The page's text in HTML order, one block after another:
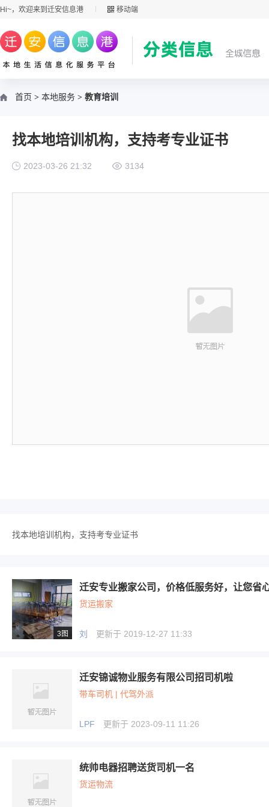
Hi~，欢迎来到迁安信息港 移动端
首页 > 本地服务 > 教育培训
找本地培训机构，支持考专业证书
2023-03-26 21:32 3134
找本地培训机构，支持考专业证书
3图
迁安专业搬家公司，价格低服务好，让您省
货运搬家
刘 更新于 2019-12-27 11:33
迁安锦诚物业服务有限公司招司机啦
带车司机 | 代驾外派
LPF 更新于 2023-09-11 11:26
统帅电器招聘送货司机一名
货运物流